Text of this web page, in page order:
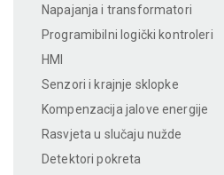
Napajanja i transformatori
Programibilni logički kontroleri
HMI
Senzori i krajnje sklopke
Kompenzacija jalove energije
Rasvjeta u slučaju nužde
Detektori pokreta